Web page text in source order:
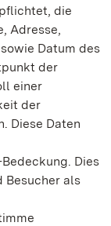
die
Adresse,
Datum des
der
einer
der
Diese Daten
Dies
Besucher als